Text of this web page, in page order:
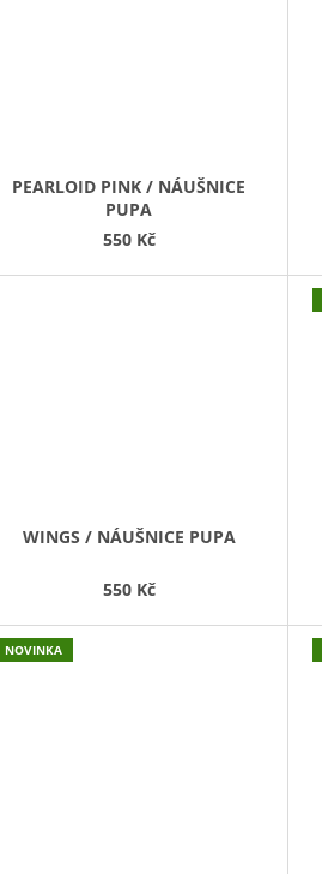
PEARLOID PINK / NÁUŠNICE
PUPA
550 Kč
WINGS / NÁUŠNICE PUPA
550 Kč
NOVINKA